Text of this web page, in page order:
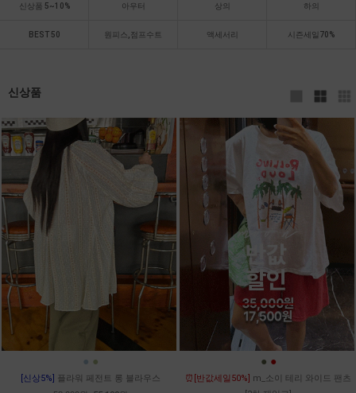
신상품 5~10% 아우터 상의 하의
BEST 50 원피스,점프수트 액세서리 시즌세일70%
신상품
● ●
[신상5%] 플라워 페전트 롱 블라우스
● ●
⏰[반값세일50%] m_소이 테리 와이드 팬츠